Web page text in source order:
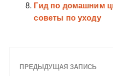
Гид по домашним
советы по уходу
ПРЕДЫДУЩАЯ ЗАПИСЬ